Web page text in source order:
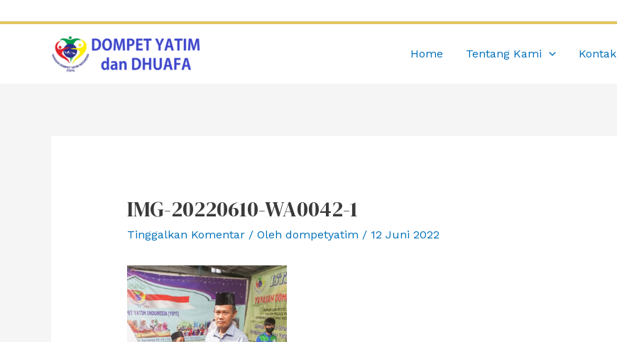
ke
Home Tentang Kami Kontak
IMG-20220610-WA0042-1
Tinggalkan Komentar / Oleh dompetyatim / 12 Juni 2022